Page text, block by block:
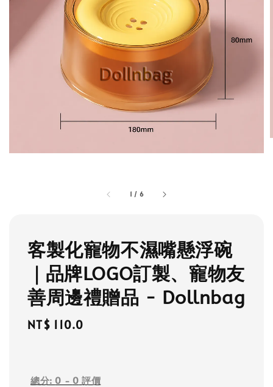
1 / 6
客製化寵物不濕嘴懸浮碗
｜品牌LOGO訂製、寵物友
善周邊禮贈品 - Dollnbag
Regular
NT$ 110.0
總分: 0 - 0 評價